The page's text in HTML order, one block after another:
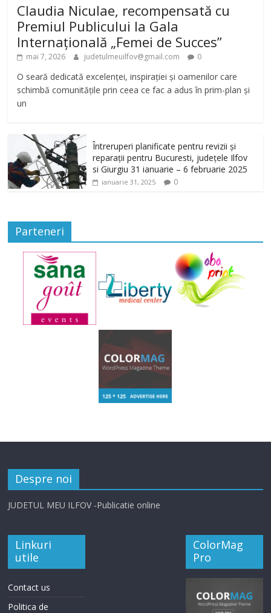
Claudia Niculae, recompensată cu
Premiul Publicului la Gala
Internațională „Femei de Succes”
mai 7, 2026 judetulmeuilfov@gmail.com 0
O seară dedicată excelenței, inspirației și oamenilor care
schimbă comunitățile prin ceea ce fac a adus în prim-plan și
un
Întreruperi planificate pentru revizii și
reparații pentru Bucuresti, județele Ilfov
si Giurgiu 31 ianuarie – 6 februarie 2025
ianuarie 31, 2025 0
Parteneri
Despre noi
JUDETUL MEU ILFOV -Publicatie online
Linkuri
utile
Contact us
Politica de
ColorMag
Pro